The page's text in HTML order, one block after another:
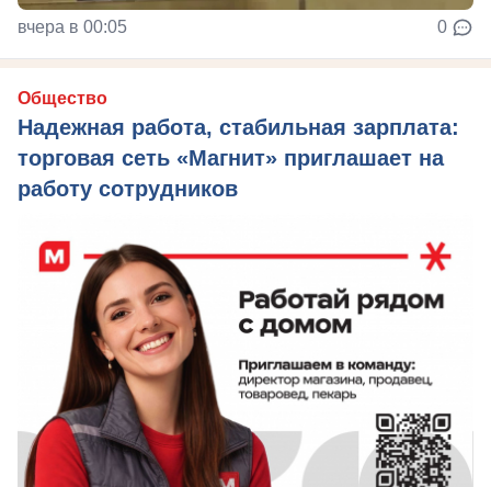
вчера в 00:05 0
Общество
Надежная работа, стабильная зарплата:
торговая сеть «Магнит» приглашает на
работу сотрудников